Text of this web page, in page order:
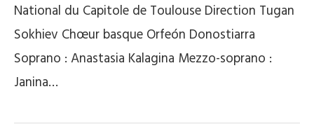
National du Capitole de Toulouse Direction Tugan
Sokhiev Chœur basque Orfeón Donostiarra
Soprano : Anastasia Kalagina Mezzo-soprano :
Janina…